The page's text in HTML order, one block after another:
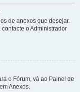
de anexos que desejar.
o Administrador
o Fórum, vá ao Painel de
Anexos.